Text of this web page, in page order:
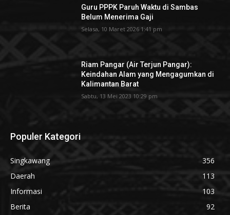
Guru PPPK Paruh Waktu di Sambas
Belum Menerima Gaji
Selasa, 10 Maret 2026 1:41 pm
Riam Pangar (Air Terjun Pangar):
Keindahan Alam yang Mengagumkan di
Kalimantan Barat
Sabtu, 13 Mei 2023 10:29 pm
Populer Kategori
Singkawang
356
Daerah
113
Informasi
103
Berita
92